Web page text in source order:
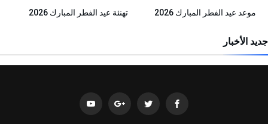
تهنئة عيد الفطر المبارك 2026 موعد عيد الفطر المبارك 2026
جديد الأخبار